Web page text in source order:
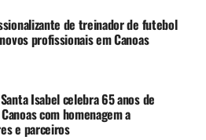
de treinador de futebol
profissionais em Canoas
Isabel celebra 65 anos de
com homenagem a
e parceiros